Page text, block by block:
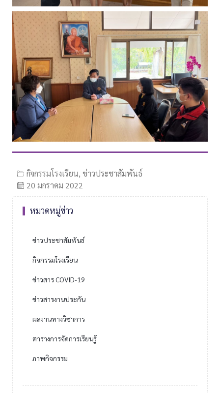
กิจกรรมโรงเรียน, ข่าวประชาสัมพันธ์
20 มกราคม 2022
หมวดหมู่ข่าว
ข่าวประชาสัมพันธ์
กิจกรรมโรงเรียน
ข่าวสาร COVID-19
ข่าวสารงานประกัน
ผลงานทางวิชาการ
ตารางการจัดการเรียนรู้
ภาพกิจกรรม